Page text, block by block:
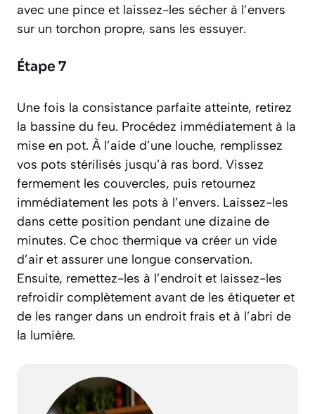
avec une pince et laissez-les sécher à l’envers
sur un torchon propre, sans les essuyer.
Étape 7
Une fois la consistance parfaite atteinte, retirez
la bassine du feu. Procédez immédiatement à la
mise en pot. À l’aide d’une louche, remplissez
vos pots stérilisés jusqu’à ras bord. Vissez
fermement les couvercles, puis retournez
immédiatement les pots à l’envers. Laissez-les
dans cette position pendant une dizaine de
minutes. Ce choc thermique va créer un vide
d’air et assurer une longue conservation.
Ensuite, remettez-les à l’endroit et laissez-les
refroidir complètement avant de les étiqueter et
de les ranger dans un endroit frais et à l’abri de
la lumière.